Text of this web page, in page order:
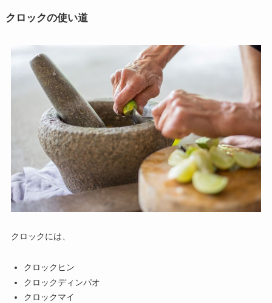
クロックの使い道
クロックには、
クロックヒン
クロックディンパオ
クロックマイ